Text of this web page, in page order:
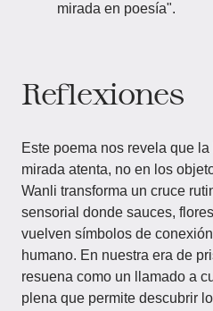
mirada en poesía".
Reflexiones
Este poema nos revela que
mirada atenta, no en los
Wanli transforma un cruce
sensorial donde sauces,
vuelven símbolos de
humano. En nuestra era de
resuena como un llamado a
plena que permite descubrir